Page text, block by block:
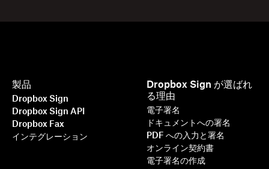
製品
Dropbox Sign
Dropbox Sign API
Dropbox Fax
インテグレーション
Dropbox Sign が選ばれ
る理由
電子署名
ドキュメントへの署名
PDF への入力と署名
オンライン契約書
電子署名の作成